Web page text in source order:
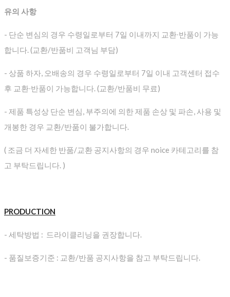
유의 사항
- 단순 변심의 경우 수령일로부터 7일 이내까지 교환∙반품이 가능
합니다. (교환/반품비 고객님 부담)
- 상품 하자, 오배송의 경우 수령일로부터 7일 이내 고객센터 접수
후 교환∙반품이 가능합니다. (교환/반품비 무료)
- 제품 특성상 단순 변심, 부주의에 의한 제품 손상 및 파손, 사용 및
개봉한 경우 교환/반품이 불가합니다.
( 조금 더 자세한 반품/교환 공지사항의 경우 noice 카테고리를 참
고 부탁드립니다. )
PRODUCTION
- 세탁방법 : 드라이클리닝을 권장합니다.
- 품질보증기준 : 교환/반품 공지사항을 참고 부탁드립니다.